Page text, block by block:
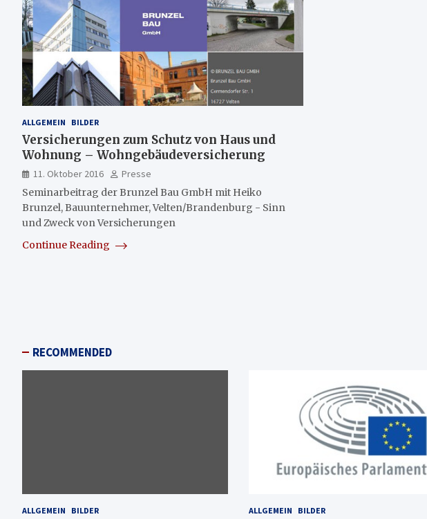
ALLGEMEIN BILDER
Versicherungen zum Schutz von Haus und
Wohnung – Wohngebäudeversicherung
11. Oktober 2016
Presse
Seminarbeitrag der Brunzel Bau GmbH mit Heiko
Brunzel, Bauunternehmer, Velten/Brandenburg - Sinn
und Zweck von Versicherungen
Continue Reading
RECOMMENDED
ALLGEMEIN BILDER ALLGEMEIN BILDER